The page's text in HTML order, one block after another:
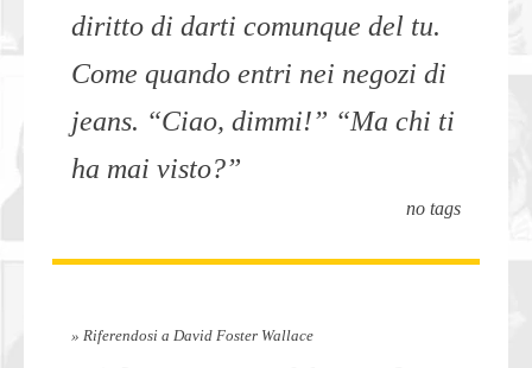
diritto di darti comunque del tu.
Come quando entri nei negozi di
jeans. “Ciao, dimmi!” “Ma chi ti
ha mai visto?”
no tags
» Riferendosi a David Foster Wallace